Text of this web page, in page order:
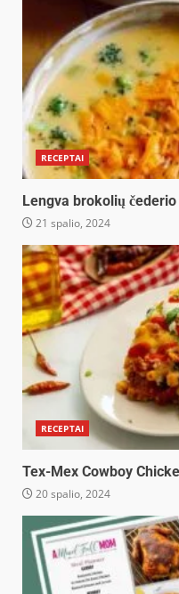
RECEPTAI
Lengva brokolių
21 spalio, 2024
RECEPTAI
Tex-Mex Cowboy
20 spalio, 2024